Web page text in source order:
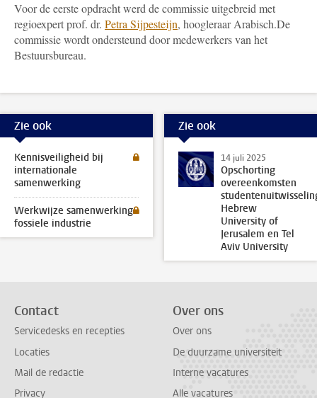
Voor de eerste opdracht werd de commissie uitgebreid met
regioexpert prof. dr. Petra Sijpesteijn, hoogleraar Arabisch.De
commissie wordt ondersteund door medewerkers van het
Bestuursbureau.
Zie ook
Kennisveiligheid bij
internationale
samenwerking
Werkwijze samenwerking
fossiele industrie
Zie ook
14 juli 2025
Opschorting
overeenkomsten
Hebrew
University of
Jerusalem en Tel
Aviv University
Contact
Servicedesks en recepties
Locaties
Mail de redactie
Privacy
Over ons
Over ons
De duurzame universiteit
Interne vacatures
Alle vacatures